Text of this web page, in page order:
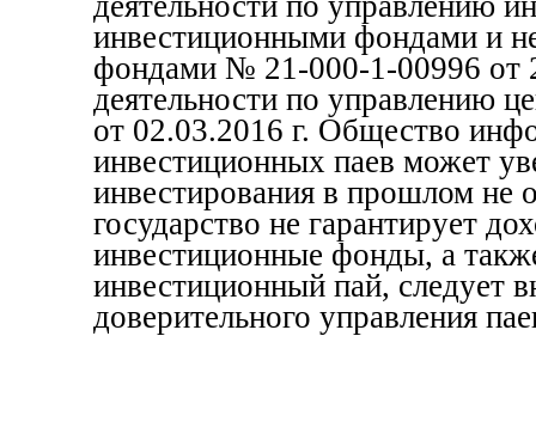
инвестиционными фондами и
фондами № 21-000-1-00996 от
деятельности по управлению
от 02.03.2016 г. Общество
инвестиционных паев может
инвестирования в прошлом не
государство не гарантирует
инвестиционные фонды, а
инвестиционный пай, следует
доверительного управления